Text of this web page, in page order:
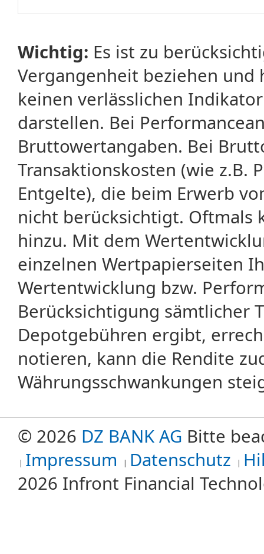
Wichtig: Es ist zu
Vergangenheit beziehen
keinen verlässlichen
darstellen. Bei
Bruttowertangaben. Bei
Transaktionskosten (wie z.B.
Entgelte), die beim Erwerb
nicht berücksichtigt. Oftmals
hinzu. Mit dem
einzelnen Wertpapierseiten
Wertentwicklung bzw.
Berücksichtigung sämtlicher
Depotgebühren ergibt,
notieren, kann die Rendite
Währungsschwankungen
© 2026 DZ BANK AG Bitte
Impressum
Datenschutz
2026 Infront Financial